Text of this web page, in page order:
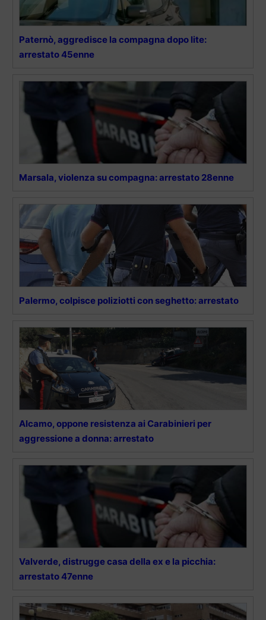
Paternò, aggredisce la compagna dopo lite:
arrestato 45enne
Marsala, violenza su compagna: arrestato 28enne
Palermo, colpisce poliziotti con seghetto: arrestato
Alcamo, oppone resistenza ai Carabinieri per
aggressione a donna: arrestato
Valverde, distrugge casa della ex e la picchia:
arrestato 47enne